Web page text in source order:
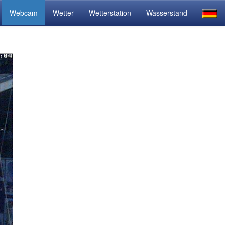
Webcam Wetter Wetterstation Wasserstand